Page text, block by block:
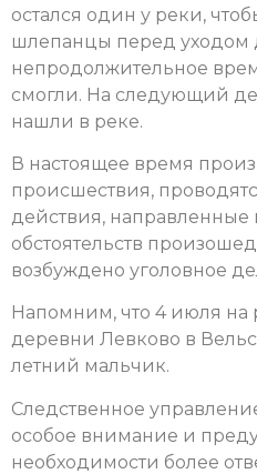
остался один у реки,
шлепанцы перед уходом
непродолжительное
смогли. На следующий
нашли в реке.
В настоящее время
происшествия,
действия, направленные
обстоятельств
возбуждено уголовное
Напомним, что 4 июля на
деревни Левково в
летний мальчик.
Следственное
особое внимание и
необходимости более